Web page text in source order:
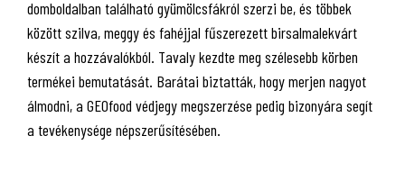
domboldalban található gyümölcsfákról szerzi be, és többek
között szilva, meggy és fahéjjal fűszerezett birsalmalekvárt
készít a hozzávalókból. Tavaly kezdte meg szélesebb körben
termékei bemutatását. Barátai biztatták, hogy merjen nagyot
álmodni, a GEOfood védjegy megszerzése pedig bizonyára segít
a tevékenysége népszerűsítésében.